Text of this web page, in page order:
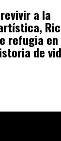
a la
refugia en
de